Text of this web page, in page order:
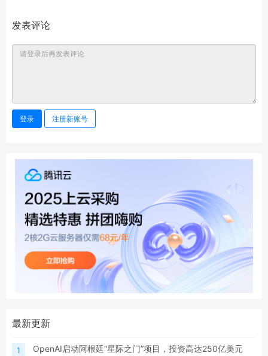
发表评论
登录 注册新账号
最新更新
1 OpenAI启动阿根廷“星际之门”项目，投资高达250亿美元